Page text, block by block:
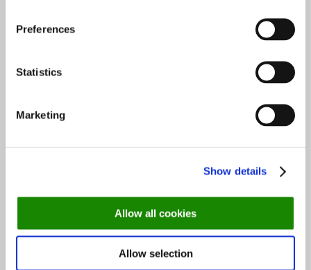
Preferences
Statistics
Marketing
Show details
Allow all cookies
Allow selection
Popular Posts
Næsten 4 mio. har været ude at spise: Her er de
10 mest besøgte restauranter